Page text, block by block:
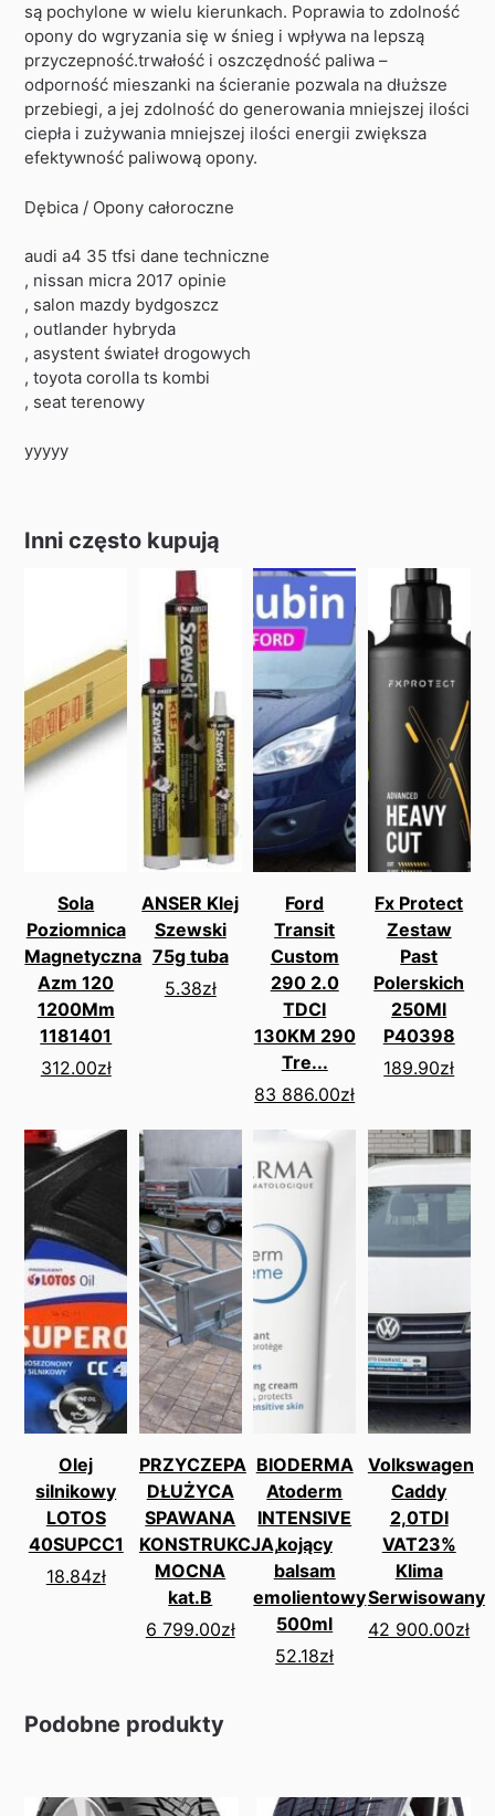
są pochylone w wielu kierunkach. Poprawia to zdolność
opony do wgryzania się w śnieg i wpływa na lepszą
przyczepność.trwałość i oszczędność paliwa –
odporność mieszanki na ścieranie pozwala na dłuższe
przebiegi, a jej zdolność do generowania mniejszej ilości
ciepła i zużywania mniejszej ilości energii zwiększa
efektywność paliwową opony.
Dębica / Opony całoroczne
audi a4 35 tfsi dane techniczne
, nissan micra 2017 opinie
, salon mazdy bydgoszcz
, outlander hybryda
, asystent świateł drogowych
, toyota corolla ts kombi
, seat terenowy
yyyyy
Inni często kupują
Sola
Poziomnica
Magnetyczna
Azm 120
1200Mm
1181401
312.00zł
ANSER Klej
Szewski
75g tuba
5.38zł
Ford
Transit
Custom
290 2.0
TDCI
130KM 290
Tre...
83 886.00zł
Fx Protect
Zestaw
Past
Polerskich
250Ml
P40398
189.90zł
Olej
silnikowy
LOTOS
40SUPCC1
18.84zł
PRZYCZEPA
DŁUŻYCA
SPAWANA
KONSTRUKCJA,
MOCNA
kat.B
6 799.00zł
BIODERMA
Atoderm
INTENSIVE
kojący
balsam
emolientowy
500ml
52.18zł
Volkswagen
Caddy
2,0TDI
VAT23%
Klima
Serwisowany
42 900.00zł
Podobne produkty